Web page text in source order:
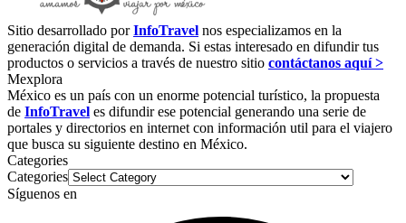
Sitio desarrollado porInfoTravel nos especializamos en la
generación digital de demanda. Si estas interesado en difundir tus
productos o servicios a través de nuestro sitio contáctanos aquí >
Mexplora
México es un país con un enorme potencial turístico, la propuesta
de InfoTravel es difundir ese potencial generando una serie de
portales y directorios en internet con información util para el viajero
que busca su siguiente destino en México.
Categories
Categories
Síguenos en